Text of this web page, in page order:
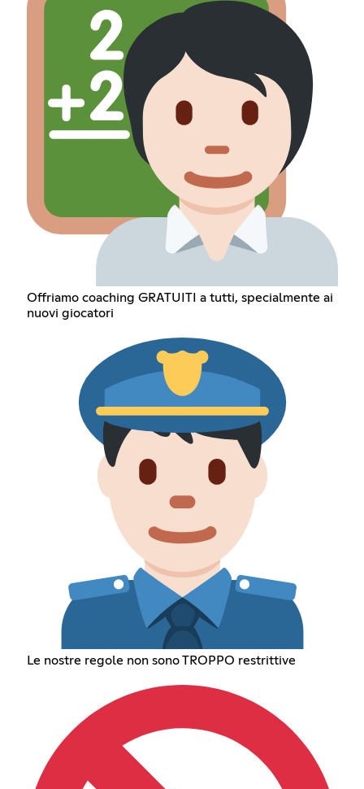
Offriamo coaching GRATUITI a tutti, specialmente ai
nuovi giocatori
Le nostre regole non sono TROPPO restrittive